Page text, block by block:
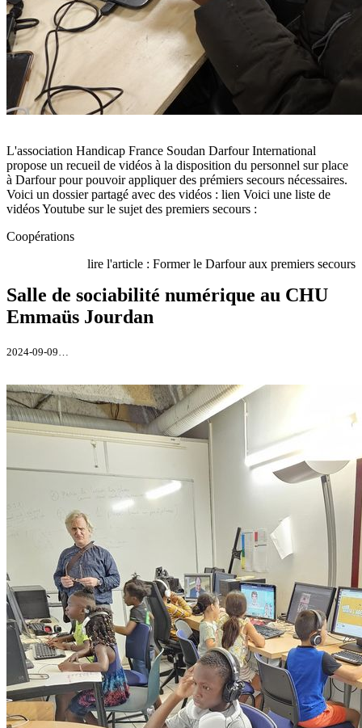
L'association Handicap France Soudan Darfour International
propose un recueil de vidéos à la disposition du personnel sur place
à Darfour pour pouvoir appliquer des prémiers secours nécessaires.
Voici un dossier partagé avec des vidéos : lien Voici une liste de
vidéos Youtube sur le sujet des premiers secours :
Coopérations
lire l'article : Former le Darfour aux premiers secours
Salle de sociabilité numérique au CHU
Emmaüs Jourdan
2024-09-09…